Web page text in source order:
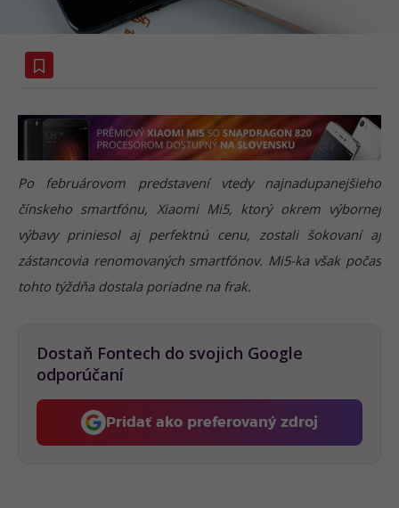
Po februárovom predstavení vtedy najnadupanejšieho
čínskeho smartfónu, Xiaomi Mi5, ktorý okrem výbornej
výbavy priniesol aj perfektnú cenu, zostali šokovaní aj
zástancovia renomovaných smartfónov. Mi5-ka však počas
tohto týždňa dostala poriadne na frak.
Dostaň Fontech do svojich Google
odporúčaní
Pridať ako preferovaný zdroj
Fontech, odkaz sa otvorí v